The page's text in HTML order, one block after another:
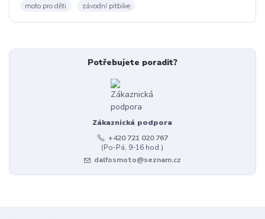
moto pro děti
závodní pitbike
Potřebujete poradit?
Zákaznická podpora
+420 721 020 767
(Po-Pá, 9-16 hod.)
dalfosmoto@seznam.cz